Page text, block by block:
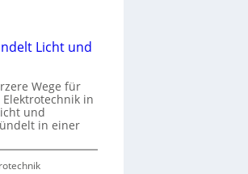
Licht und
Wege für
in
und
in einer